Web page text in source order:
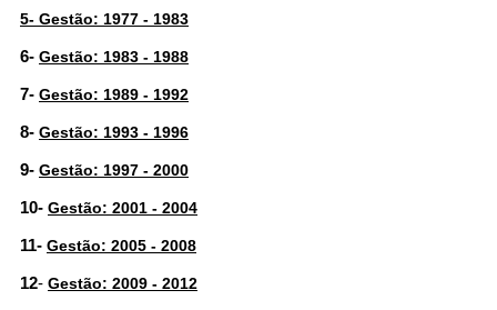
Fale conosco
Nome*
Telefone 2
E-mail*
Assunto*
5- Gestão: 1977 - 1983
6- Gestão: 1983 - 1988
7- Gestão: 1989 - 1992
8- Gestão: 1993 - 1996
9- Gestão: 1997 - 2000
10- Gestão: 2001 - 2004
11- Gestão: 2005 - 2008
12- Gestão: 2009 - 2012